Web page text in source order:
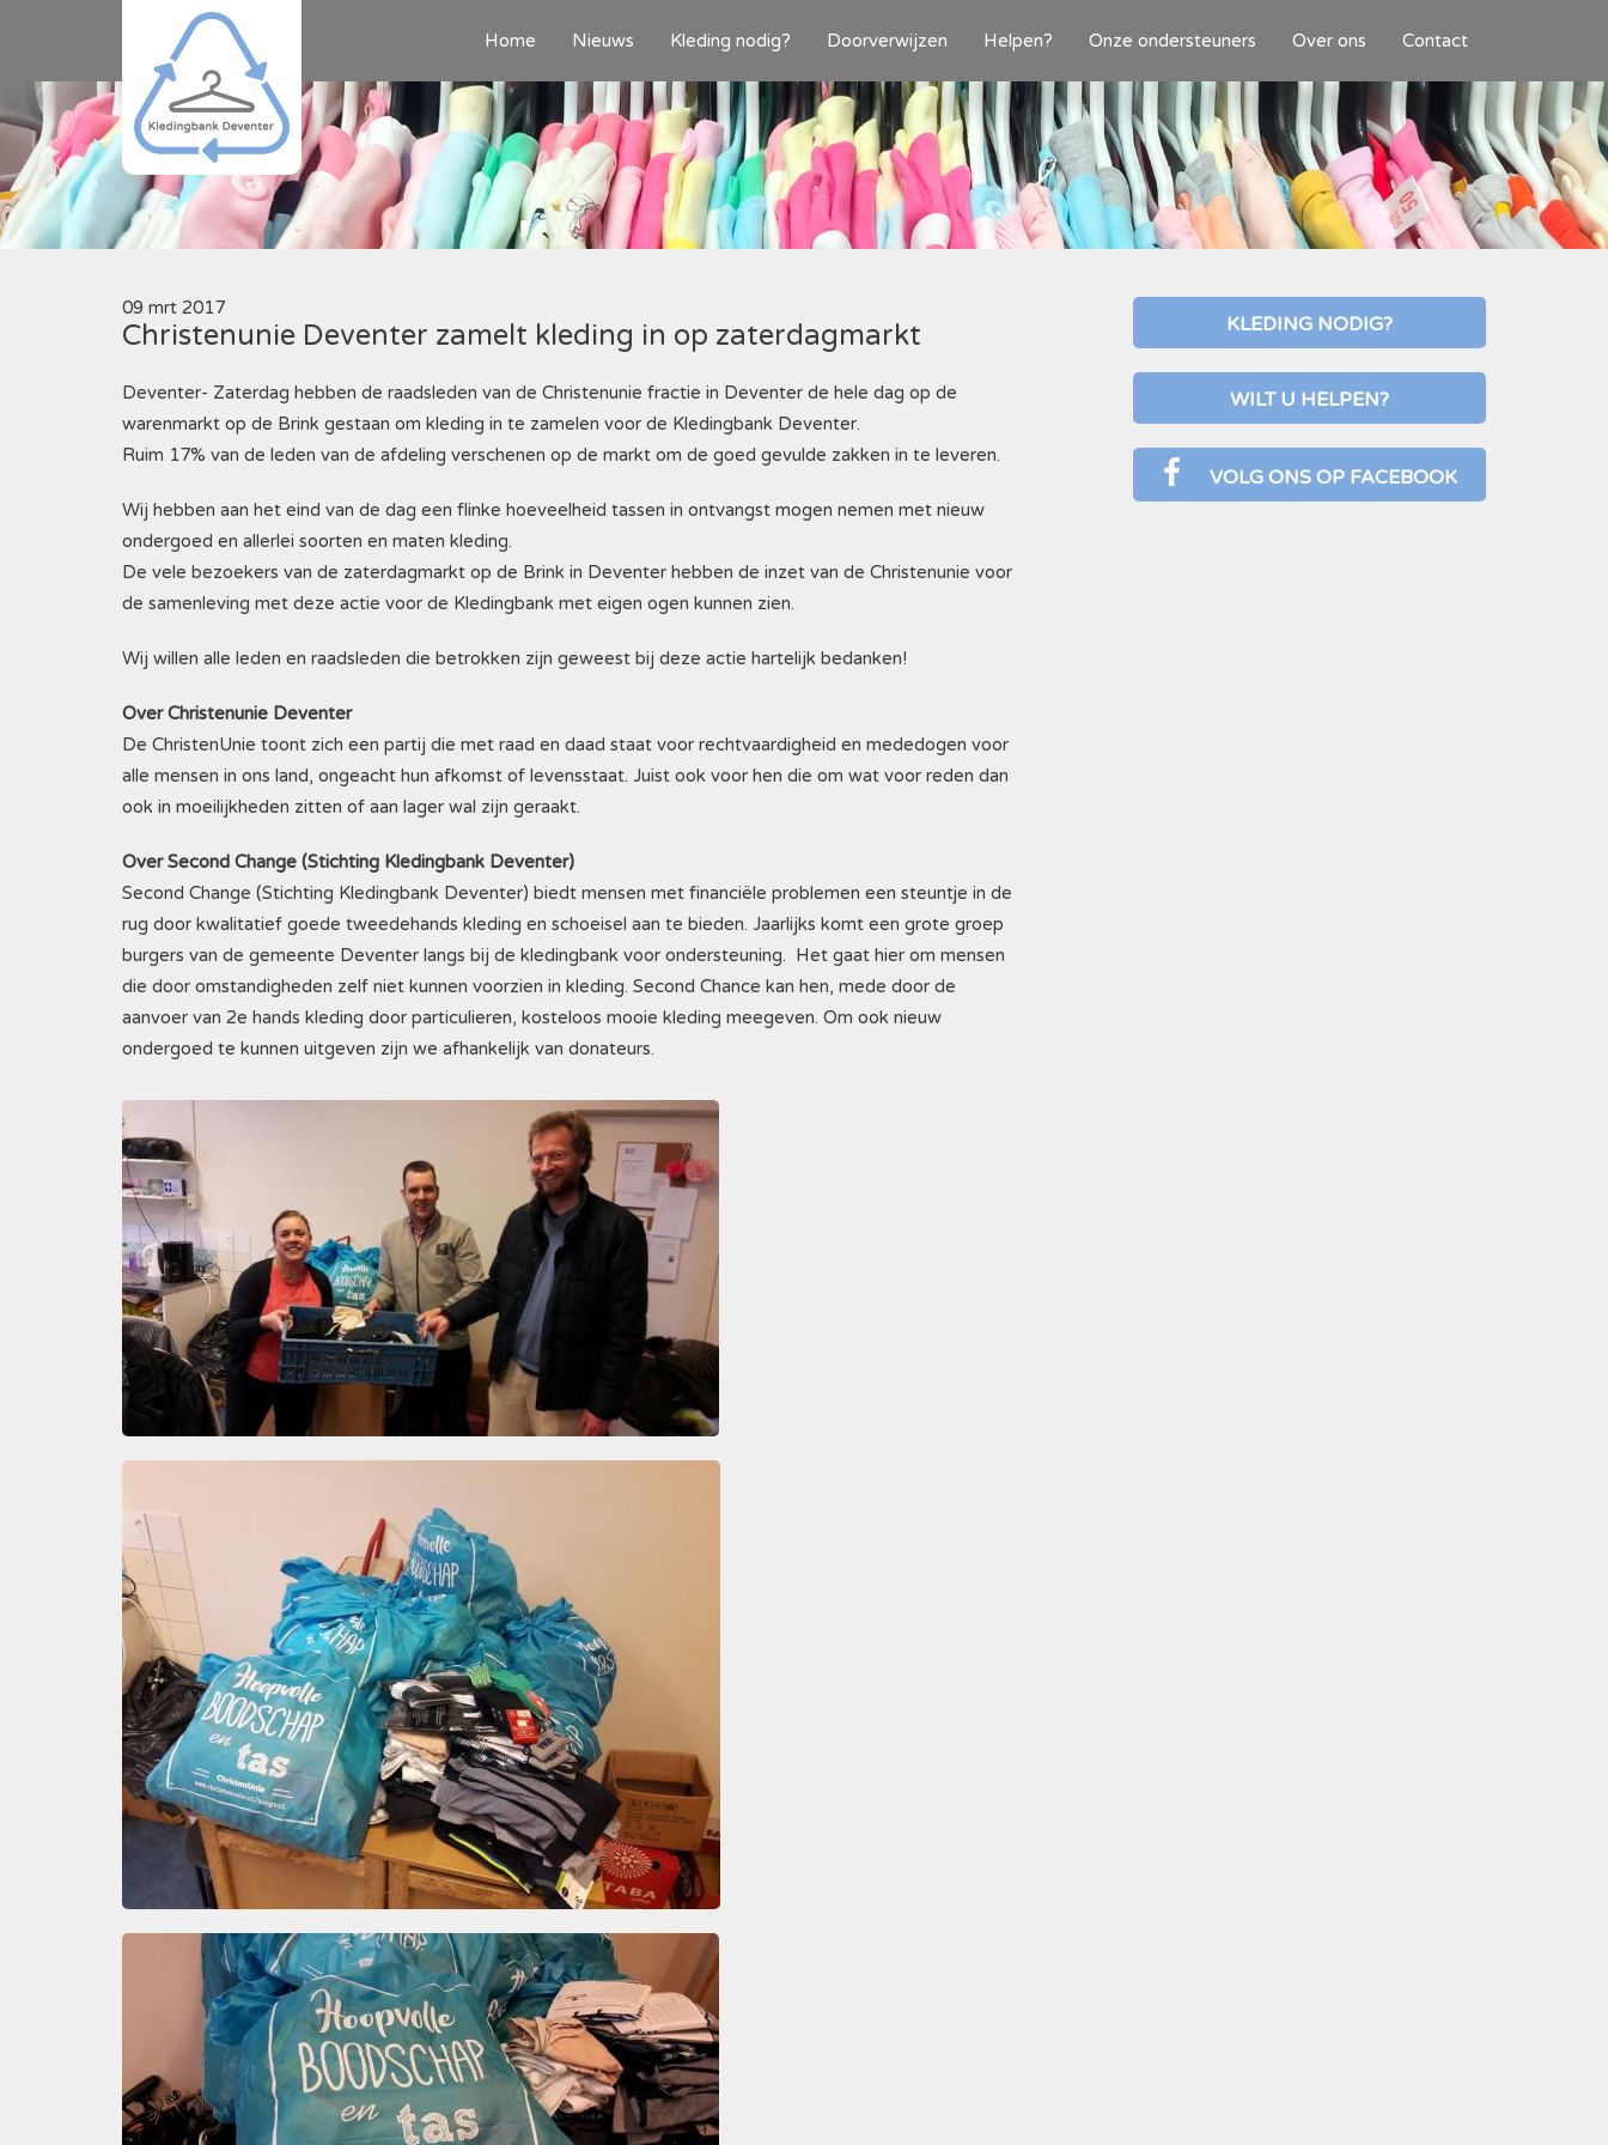
Home Nieuws Kleding nodig? Doorverwijzen Helpen?
Financieel bijdragen
Kleding inleveren
Vrijwilliger worden
Wensenlijstje
Onze ondersteuners Over ons
Doelen en Bestuur
ANBI
Contact
09 mrt 2017
Christenunie Deventer zamelt kleding in op zaterdagmarkt
Deventer- Zaterdag hebben de raadsleden van de Christenunie fractie in Deventer de hele dag op de
warenmarkt op de Brink gestaan om kleding in te zamelen voor de Kledingbank Deventer.
Ruim 17% van de leden van de afdeling verschenen op de markt om de goed gevulde zakken in te leveren.
Wij hebben aan het eind van de dag een flinke hoeveelheid tassen in ontvangst mogen nemen met nieuw
ondergoed en allerlei soorten en maten kleding.
De vele bezoekers van de zaterdagmarkt op de Brink in Deventer hebben de inzet van de Christenunie voor
de samenleving met deze actie voor de Kledingbank met eigen ogen kunnen zien.
Wij willen alle leden en raadsleden die betrokken zijn geweest bij deze actie hartelijk bedanken!
Over Christenunie Deventer
De ChristenUnie toont zich een partij die met raad en daad staat voor rechtvaardigheid en mededogen voor
alle mensen in ons land, ongeacht hun afkomst of levensstaat. Juist ook voor hen die om wat voor reden dan
ook in moeilijkheden zitten of aan lager wal zijn geraakt.
Over Second Change (Stichting Kledingbank Deventer)
Second Change (Stichting Kledingbank Deventer) biedt mensen met financiële problemen een steuntje in de
rug door kwalitatief goede tweedehands kleding en schoeisel aan te bieden. Jaarlijks komt een grote groep
burgers van de gemeente Deventer langs bij de kledingbank voor ondersteuning. Het gaat hier om mensen
die door omstandigheden zelf niet kunnen voorzien in kleding. Second Chance kan hen, mede door de
aanvoer van 2e hands kleding door particulieren, kosteloos mooie kleding meegeven. Om ook nieuw
ondergoed te kunnen uitgeven zijn we afhankelijk van donateurs.
KLEDING NODIG?
WILT U HELPEN?
VOLG ONS OP FACEBOOK